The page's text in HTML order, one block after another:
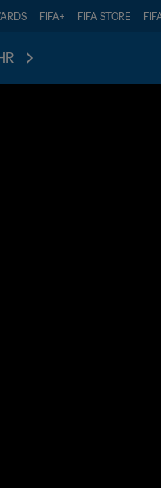
FIFA+ FIFA STORE